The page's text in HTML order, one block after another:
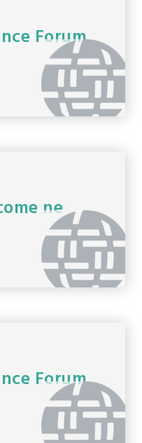
Forum
ne
Forum